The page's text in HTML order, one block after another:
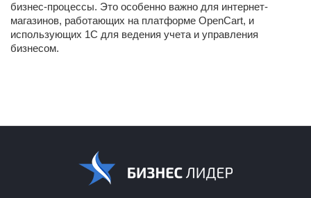
бизнес-процессы. Это особенно важно для интернет-
магазинов, работающих на платформе OpenCart, и
использующих 1С для ведения учета и управления
бизнесом.